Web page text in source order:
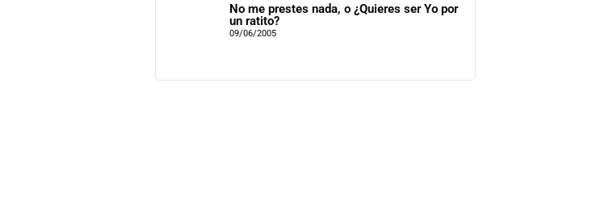
No me prestes nada, o ¿Quieres ser Yo por
un ratito?
09/06/2005